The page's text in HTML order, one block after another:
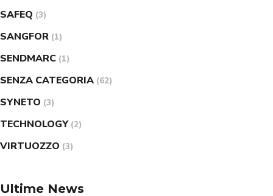
SAFEQ (3)
SANGFOR (1)
SENDMARC (1)
SENZA CATEGORIA (62)
SYNETO (3)
TECHNOLOGY (2)
VIRTUOZZO (3)
Ultime News